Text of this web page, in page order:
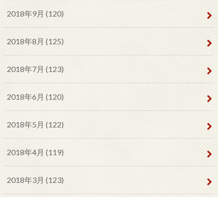
2018年9月 (120)
2018年8月 (125)
2018年7月 (123)
2018年6月 (120)
2018年5月 (122)
2018年4月 (119)
2018年3月 (123)